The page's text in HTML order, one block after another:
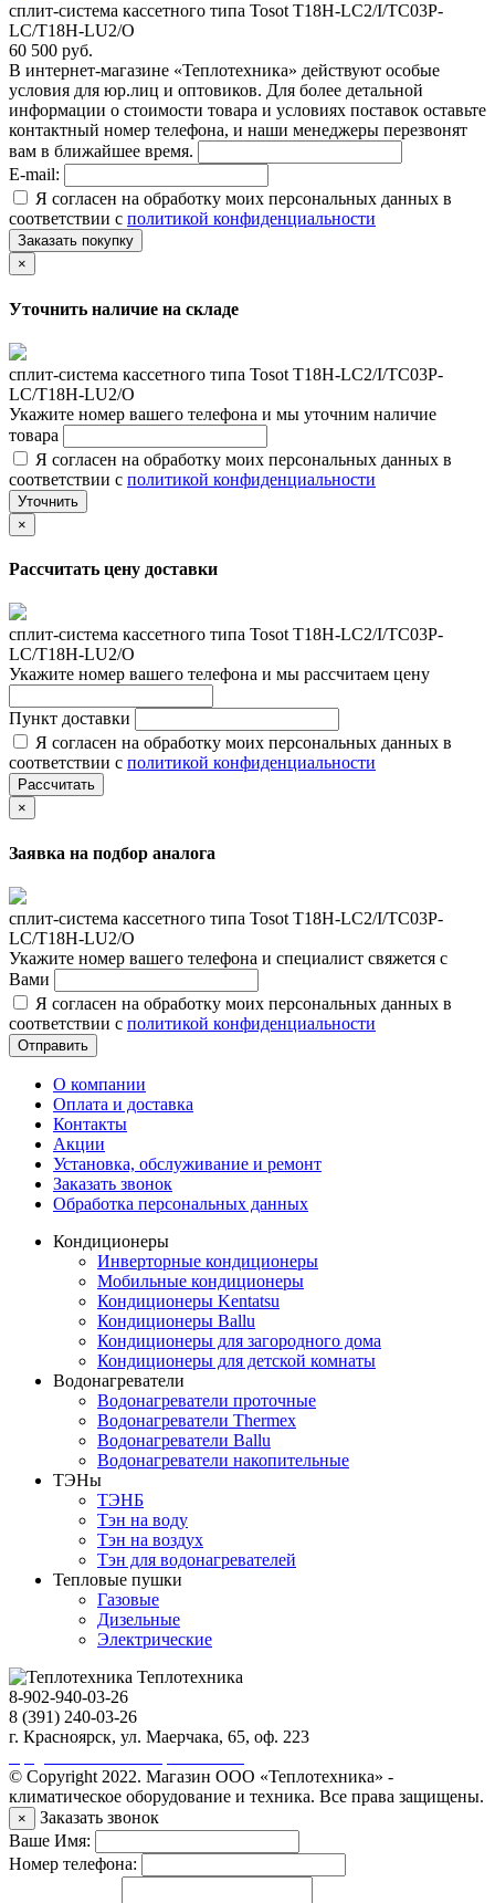
сплит-система кассетного типа Tosot T18H-LC2/I/TС03P-
LC/T18H-LU2/O
60 500 руб.
В интернет-магазине «Теплотехника» действуют особые
условия для юр.лиц и оптовиков. Для более детальной
информации о стоимости товара и условиях поставок оставьте
контактный номер телефона, и наши менеджеры перезвонят
вам в ближайшее время.
E-mail:
Я согласен на обработку моих персональных данных в
соответствии с политикой конфиденциальности
Заказать покупку
×
Уточнить наличие на складе
сплит-система кассетного типа Tosot T18H-LC2/I/TС03P-
LC/T18H-LU2/O
Укажите номер вашего телефона и мы уточним наличие
товара
Я согласен на обработку моих персональных данных в
соответствии с политикой конфиденциальности
Уточнить
×
Рассчитать цену доставки
сплит-система кассетного типа Tosot T18H-LC2/I/TС03P-
LC/T18H-LU2/O
Укажите номер вашего телефона и мы рассчитаем цену
Пункт доставки
Я согласен на обработку моих персональных данных в
соответствии с политикой конфиденциальности
Рассчитать
×
Заявка на подбор аналога
сплит-система кассетного типа Tosot T18H-LC2/I/TС03P-
LC/T18H-LU2/O
Укажите номер вашего телефона и специалист свяжется с
Вами
Я согласен на обработку моих персональных данных в
соответствии с политикой конфиденциальности
Отправить
О компании
Оплата и доставка
Контакты
Акции
Установка, обслуживание и ремонт
Заказать звонок
Обработка персональных данных
Кондиционеры
Инверторные кондиционеры
Мобильные кондиционеры
Кондиционеры Kentatsu
Кондиционеры Ballu
Кондиционеры для загородного дома
Кондиционеры для детской комнаты
Водонагреватели
Водонагреватели проточные
Водонагреватели Thermex
Водонагреватели Ballu
Водонагреватели накопительные
ТЭНы
ТЭНБ
Тэн на воду
Тэн на воздух
Тэн для водонагревателей
Тепловые пушки
Газовые
Дизельные
Электрические
Теплотехника
8-902-940-03-26
8 (391) 240-03-26
г. Красноярск, ул. Маерчака, 65, оф. 223
© Copyright 2022. Магазин ООО «Теплотехника» -
климатическое оборудование и техника. Все права защищены.
×
Заказать звонок
Ваше Имя:
Номер телефона: